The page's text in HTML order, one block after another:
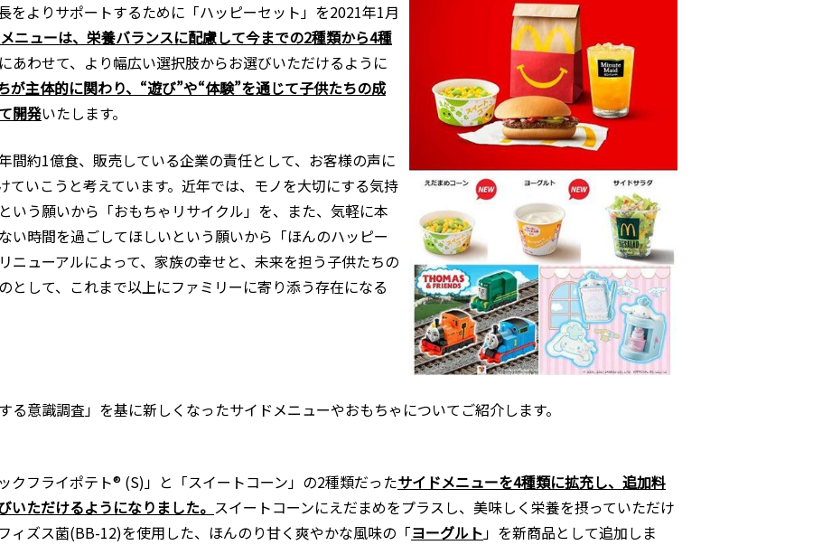
をよりサポートするために「ハッピーセット」を2021年1月
ニューは、栄養バランスに配慮して今までの2種類から4種
あわせて、より幅広い選択肢からお選びいただけるように
が主体的に関わり、“遊び”や“体験”を通じて子供たちの成
開発いたします。
間約1億食、販売している企業の責任として、お客様の声に
ていこうと考えています。近年では、モノを大切にする気持
いう願いから「おもちゃリサイクル」を、また、気軽に本
い時間を過ごしてほしいという願いから「ほんのハッピー
ニューアルによって、家族の幸せと、未来を担う子供たちの
として、これまで以上にファミリーに寄り添う存在になる
意識調査」を基に新しくなったサイドメニューやおもちゃについてご紹介します。
クフライポテト® (S)」と「スイートコーン」の2種類だったサイドメニューを4種類に拡充し、追加料
ただけるようになりました。 スイートコーンにえだまめをプラスし、美味しく栄養を摂っていただけ
ィズス菌(BB-12)を使用した、ほんのり甘く爽やかな風味の「ヨーグルト」を新商品として追加しま